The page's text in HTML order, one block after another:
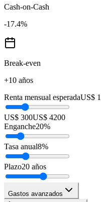
Cash-on-Cash
-17.4%
Break-even
+10 años
Renta mensual esperadaUS$
US$ 300US$ 4200
Enganche20%
Tasa anual8%
Plazo20 años
Gastos avanzados